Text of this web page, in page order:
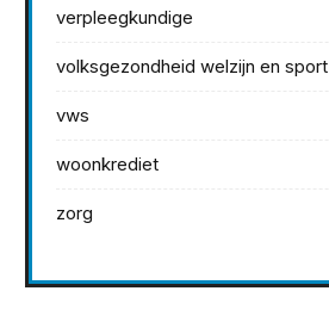
verpleegkundige
volksgezondheid welzijn en sport
vws
woonkrediet
zorg